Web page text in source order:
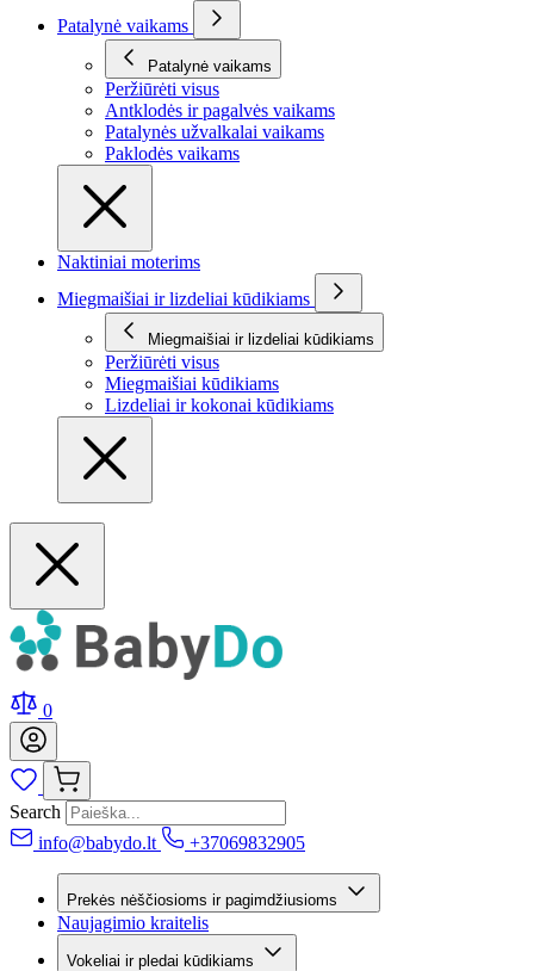
Patalynė vaikams
Patalynė vaikams
Peržiūrėti visus
Antklodės ir pagalvės vaikams
Patalynės užvalkalai vaikams
Paklodės vaikams
Naktiniai moterims
Miegmaišiai ir lizdeliai kūdikiams
Miegmaišiai ir lizdeliai kūdikiams
Peržiūrėti visus
Miegmaišiai kūdikiams
Lizdeliai ir kokonai kūdikiams
0
Search
info@babydo.lt
+37069832905
Prekės nėščiosioms ir pagimdžiusioms
Naujagimio kraitelis
Vokeliai ir pledai kūdikiams